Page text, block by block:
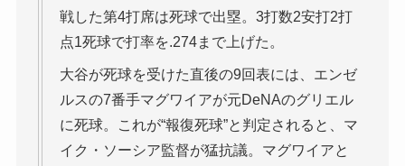
戦した第4打席は死球で出塁。3打数2安打2打
点1死球で打率を.274まで上げた。
大谷が死球を受けた直後の9回表には、エンゼ
ルスの7番手マグワイアが元DeNAのグリエル
に死球。これが“報復死球”と判定されると、マ
イク・ソーシア監督が猛抗議。マグワイアと